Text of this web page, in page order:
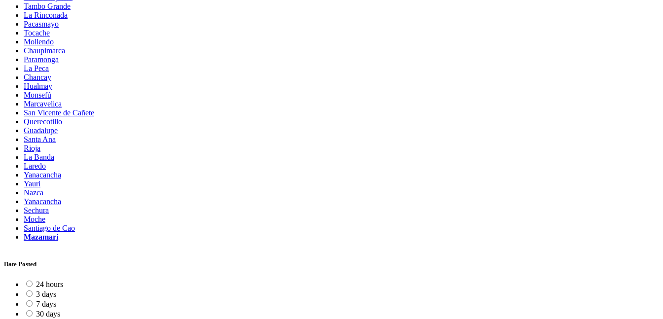
Tambo Grande
La Rinconada
Pacasmayo
Tocache
Mollendo
Chaupimarca
Paramonga
La Peca
Chancay
Hualmay
Monsefú
Marcavelica
San Vicente de Cañete
Querecotillo
Guadalupe
Santa Ana
Rioja
La Banda
Laredo
Yanacancha
Yauri
Nazca
Yanacancha
Sechura
Moche
Santiago de Cao
Mazamari
Date Posted
24 hours
3 days
7 days
30 days